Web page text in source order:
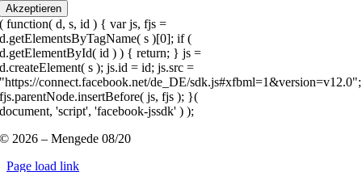
Akzeptieren
( function( d, s, id ) { var js, fjs =
d.getElementsByTagName( s )[0]; if (
d.getElementById( id ) ) { return; } js =
d.createElement( s ); js.id = id; js.src =
"https://connect.facebook.net/de_DE/sdk.js#xfbml=1&version=v12.0";
fjs.parentNode.insertBefore( js, fjs ); }(
document, 'script', 'facebook-jssdk' ) );
© 2026 – Mengede 08/20
Page load link